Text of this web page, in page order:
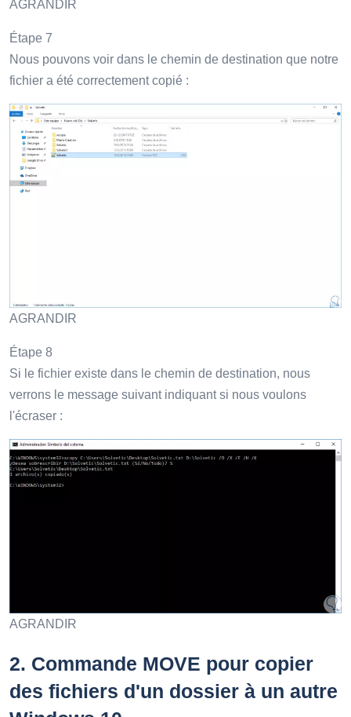
AGRANDIR
Étape 7
Nous pouvons voir dans le chemin de destination que notre
fichier a été correctement copié :
AGRANDIR
Étape 8
Si le fichier existe dans le chemin de destination, nous
verrons le message suivant indiquant si nous voulons
l'écraser :
AGRANDIR
2. Commande MOVE pour copier
des fichiers d'un dossier à un autre